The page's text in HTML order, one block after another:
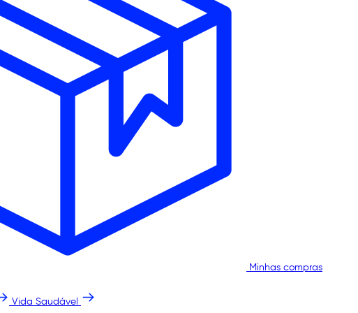
Minhas compras
Vida Saudável